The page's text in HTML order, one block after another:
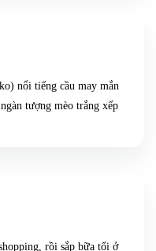
nổi tiếng cầu may mắn
tượng mèo trắng xếp
rồi sắp bữa tối ở